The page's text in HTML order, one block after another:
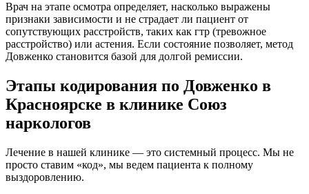
Врач на этапе осмотра определяет, насколько выражены
признаки зависимости и не страдает ли пациент от
сопутствующих расстройств, таких как гтр (тревожное
расстройство) или астения. Если состояние позволяет, метод
Довженко становится базой для долгой ремиссии.
Этапы кодирования по Довженко в
Красноярске в клинике Союз
наркологов
Лечение в нашей клинике — это системный процесс. Мы не
просто ставим «код», мы ведем пациента к полному
выздоровлению.